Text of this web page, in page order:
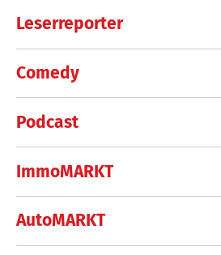
Leserreporter
Comedy
Podcast
ImmoMARKT
AutoMARKT